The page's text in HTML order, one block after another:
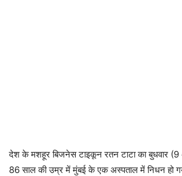
देश के मशहूर बिजनेस टाइकून रतन टाटा का बुधवार
86 साल की उम्र में मुंबई के एक अस्पताल में निधन हो